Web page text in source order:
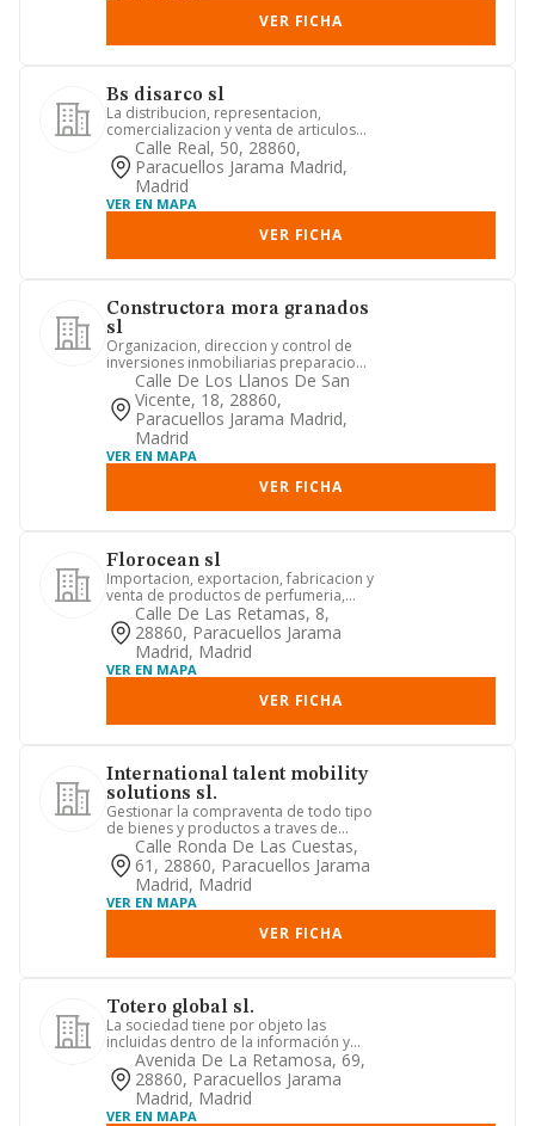
VER FICHA
Bs disarco sl
La distribucion, representacion,
comercializacion y venta de articulos
del hogar. adquisicion, tene...
Calle Real, 50, 28860,
Paracuellos Jarama Madrid,
Madrid
VER EN MAPA
VER FICHA
Constructora mora granados
sl
Organizacion, direccion y control de
inversiones inmobiliarias preparacion,
puesta en marcha, verif...
Calle De Los Llanos De San
Vicente, 18, 28860,
Paracuellos Jarama Madrid,
Madrid
VER EN MAPA
VER FICHA
Florocean sl
Importacion, exportacion, fabricacion y
venta de productos de perfumeria,
cosmetica y dietetica, as...
Calle De Las Retamas, 8,
28860, Paracuellos Jarama
Madrid, Madrid
VER EN MAPA
VER FICHA
International talent mobility
solutions sl.
Gestionar la compraventa de todo tipo
de bienes y productos a traves de
portales verticales de inte...
Calle Ronda De Las Cuestas,
61, 28860, Paracuellos Jarama
Madrid, Madrid
VER EN MAPA
VER FICHA
Totero global sl.
La sociedad tiene por objeto las
incluidas dentro de la información y
comunicaciones: . actividades...
Avenida De La Retamosa, 69,
28860, Paracuellos Jarama
Madrid, Madrid
VER EN MAPA